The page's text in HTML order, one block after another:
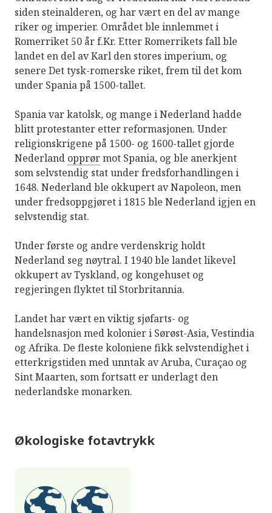
siden steinalderen, og har vært en del av mange
riker og imperier. Området ble innlemmet i
Romerriket 50 år f.Kr. Etter Romerrikets fall ble
landet en del av Karl den stores imperium, og
senere Det tysk-romerske riket, frem til det kom
under Spania på 1500-tallet.
Spania var katolsk, og mange i Nederland hadde
blitt protestanter etter reformasjonen. Under
religionskrigene på 1500- og 1600-tallet gjorde
Nederland opprørmot Spania, og ble anerkjent
som selvstendig stat under fredsforhandlingen i
1648. Nederland ble okkupert av Napoleon, men
under fredsoppgjøret i 1815 ble Nederland igjen en
selvstendig stat.
Under første og andre verdenskrig holdt
Nederland seg nøytral. I 1940 ble landet likevel
okkupert av Tyskland, og kongehuset og
regjeringen flyktet til Storbritannia.
Landet har vært en viktig sjøfarts- og
handelsnasjon med kolonier i Sørøst-Asia, Vestindia
og Afrika. De fleste koloniene fikk selvstendighet i
etterkrigstiden med unntak av Aruba, Curaçao og
Sint Maarten, som fortsatt er underlagt den
nederlandske monarken.
Økologiske fotavtrykk